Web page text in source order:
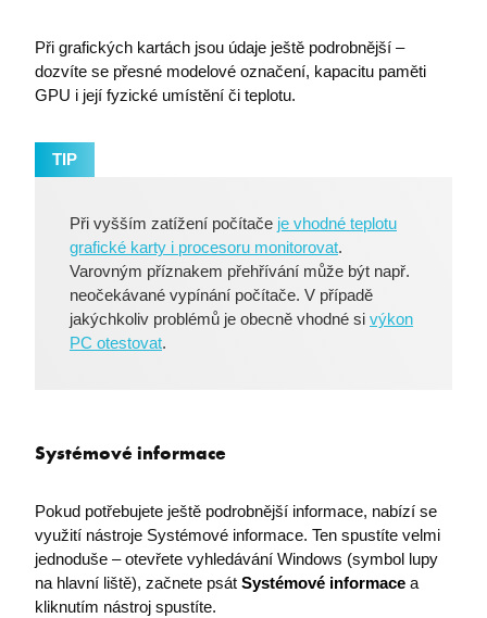
Při grafických kartách jsou údaje ještě podrobnější –
dozvíte se přesné modelové označení, kapacitu paměti
GPU i její fyzické umístění či teplotu.
TIP
Při vyšším zatížení počítače je vhodné teplotu
grafické karty i procesoru monitorovat.
Varovným příznakem přehřívání může být např.
neočekávané vypínání počítače. V případě
jakýchkoliv problémů je obecně vhodné si výkon
PC otestovat.
Systémové informace
Pokud potřebujete ještě podrobnější informace, nabízí se
využití nástroje Systémové informace. Ten spustíte velmi
jednoduše – otevřete vyhledávání Windows (symbol lupy
na hlavní liště), začnete psát Systémové informace a
kliknutím nástroj spustíte.